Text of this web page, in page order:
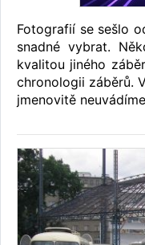
Fotografií se sešlo
snadné vybrat.
kvalitou jiného
chronologii záběrů.
jmenovitě